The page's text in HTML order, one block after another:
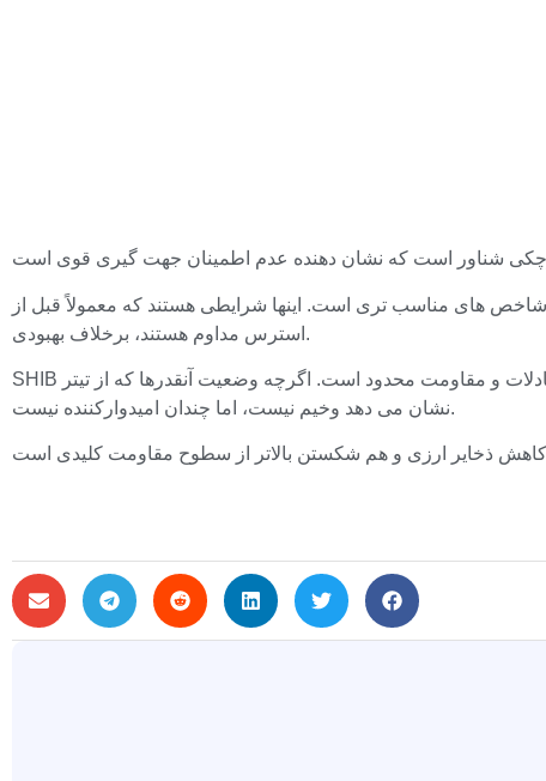
عرضه در بازار سهام از شاخص های مناسب تری است. اینها شرایطی هستند که معمولاً قبل از
استرس مداوم هستند، برخلاف بهبودی.
SHIB در حال حاضر هیچ نشانه ای از بازگشت نشان نمی دهد. اگرچه در حال تثبیت است، اما پتانسیل صعودی به دلیل افزایش عرضه در مبادلات و مقاومت محدود است. اگرچه وضعیت آنقدرها که از تیتر
نشان می دهد وخیم نیست، اما چندان امیدوارکننده نیست.